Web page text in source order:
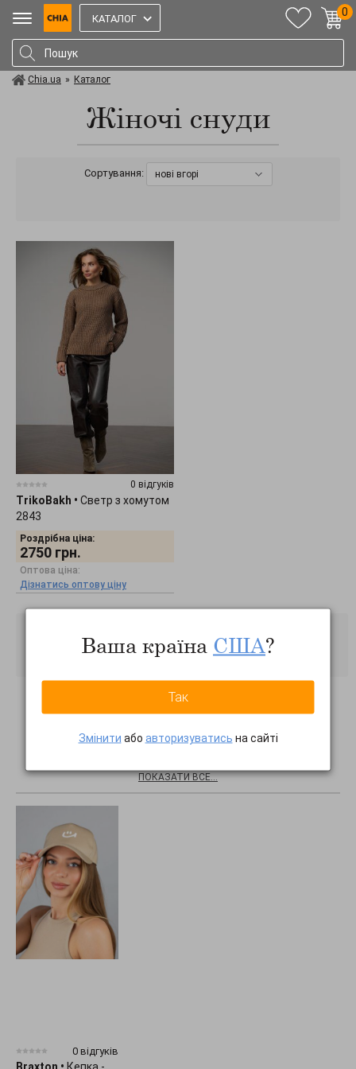
КАТАЛОГ
0
Chia.ua » Каталог
Жіночі снуди
Сортування: нові вгорі
0 відгуків
TrikoBakh • Светр з хомутом
2843
Роздрібна ціна:
2750 грн.
Оптова ціна:
Дізнатись оптову ціну
Хіти продажів
ПОКАЗАТИ ВСЕ...
0 відгуків
Ваша країна США?
Так
Змінити або авторизуватись на сайті